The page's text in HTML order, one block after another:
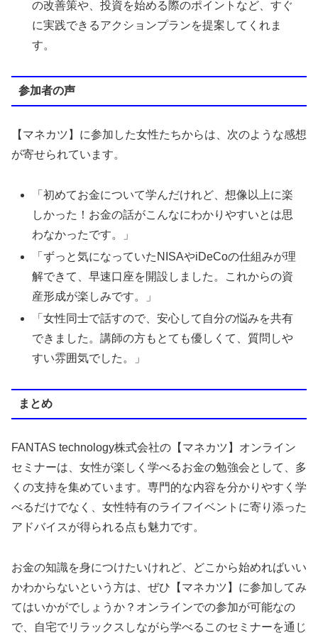
の改善策や、投資を始める際のポイントなど、すぐ
に実践できるアクションプランを提案してくれま
す。
参加者の声
【マネカツ】に参加した女性たちからは、次のような感想
が寄せられています。
「初めてお金について学んだけれど、想像以上に楽
しかった！お金の話がこんなにわかりやすいとは思
わなかったです。」
「ずっと気になっていたNISAやiDeCoの仕組みが理
解できて、早速口座を開設しました。これからの資
産形成が楽しみです。」
「女性同士で話すので、安心して自分の悩みを共有
できました。講師の方もとても優しくて、質問しや
すい雰囲気でした。」
まとめ
FANTAS technology株式会社の【マネカツ】オンライン
セミナーは、女性が楽しく学べるお金の勉強会として、多
くの支持を集めています。専門的な内容を分かりやすく学
べるだけでなく、女性特有のライフイベントに寄り添った
アドバイスが得られる点も魅力です。
お金の知識を身につけたいけれど、どこから始めればいい
かわからないという方は、ぜひ【マネカツ】に参加してみ
てはいかがでしょうか？オンラインでの参加が可能なの
で、自宅でリラックスしながら学べるこのセミナーを通じ